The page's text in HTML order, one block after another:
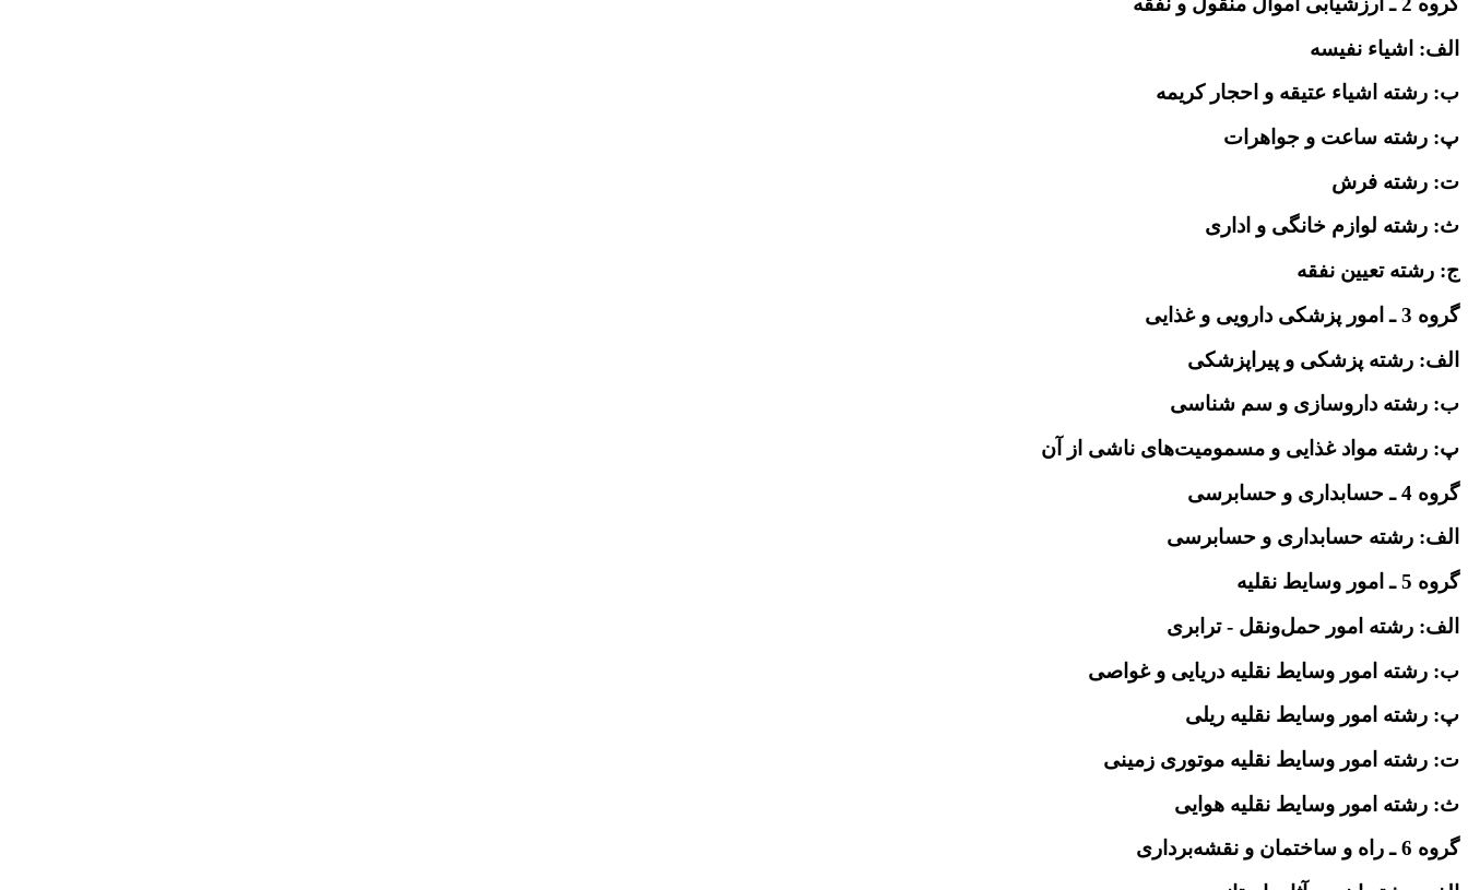
الف: اشیاء نفیسه
ب: رشته اشیاء عتیقه و احجار کریمه
پ: رشته ساعت و جواهرات
ت: رشته فرش
ث: رشته لوازم خانگی و اداری
ج: رشته تعیین نفقه
گروه 3 ـ امور پزشکی دارویی و غذایی
الف: رشته پزشکی و پیراپزشکی
ب: رشته داروسازی و سم شناسی
پ: رشته مواد غذایی و مسمومیت‌های ناشی از آن
گروه 4 ـ حسابداری و حسابرسی
الف: رشته حسابداری و حسابرسی
گروه 5 ـ امور وسایط نقلیه
الف: رشته امور حمل‌ونقل - ترابری
ب: رشته امور وسایط نقلیه دریایی و غواصی
پ: رشته امور وسایط نقلیه ریلی
ت: رشته امور وسایط نقلیه موتوری زمینی
ث: رشته امور وسایط نقلیه هوایی
گروه 6 ـ راه و ساختمان و نقشه‌برداری